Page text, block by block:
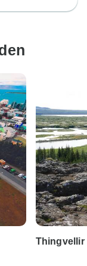
Thingvellir